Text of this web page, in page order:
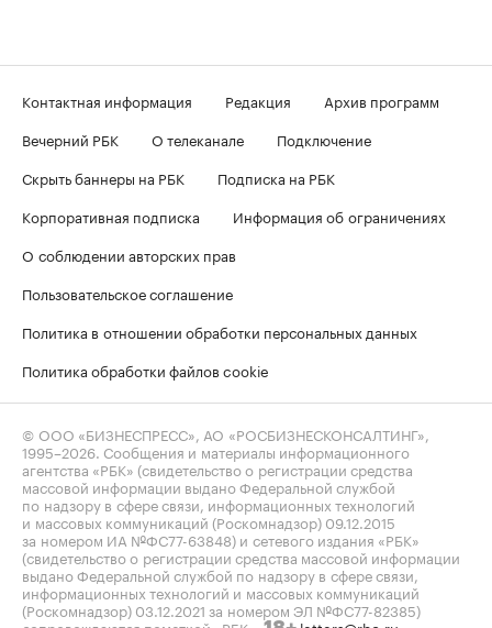
Контактная информация Редакция
Архив программ
Вечерний РБК
О телеканале
Подключение
Скрыть баннеры на РБК
Подписка на РБК
Корпоративная подписка
Информация об ограничениях
О соблюдении авторских прав
Пользовательское соглашение
Политика в отношении обработки персональных данных
Политика обработки файлов cookie
© ООО «БИЗНЕСПРЕСС», АО «РОСБИЗНЕСКОНСАЛТИНГ»,
1995–2026 . Сообщения и материалы информационного
агентства «РБК» (свидетельство о регистрации средства
массовой информации выдано Федеральной службой
по надзору в сфере связи, информационных технологий
и массовых коммуникаций (Роскомнадзор) 09.12.2015
за номером ИА №ФС77-63848) и сетевого издания «РБК»
(свидетельство о регистрации средства массовой информации
выдано Федеральной службой по надзору в сфере связи,
информационных технологий и массовых коммуникаций
(Роскомнадзор) 03.12.2021 за номером ЭЛ №ФС77-82385)